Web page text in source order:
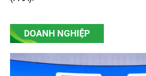
Seow - CEO Tổ chức Liên minh Từ
DOANH NGHIỆP